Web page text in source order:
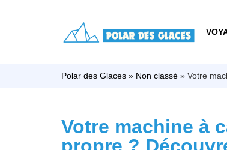
Polar des Glaces » Non classé » Votre
Votre machine à